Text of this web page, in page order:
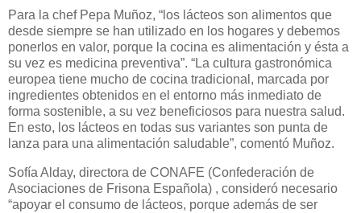
Para la chef Pepa Muñoz, “los lácteos son alimentos que
desde siempre se han utilizado en los hogares y debemos
ponerlos en valor, porque la cocina es alimentación y ésta a
su vez es medicina preventiva”. “La cultura gastronómica
europea tiene mucho de cocina tradicional, marcada por
ingredientes obtenidos en el entorno más inmediato de
forma sostenible, a su vez beneficiosos para nuestra salud.
En esto, los lácteos en todas sus variantes son punta de
lanza para una alimentación saludable”, comentó Muñoz.
Sofía Alday, directora de CONAFE (Confederación de
Asociaciones de Frisona Española) , consideró necesario
“apoyar el consumo de lácteos, porque además de ser